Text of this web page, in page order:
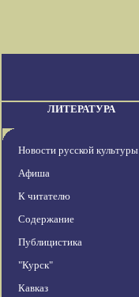
ЛИТЕРАТУРА
Новости русской культуры
Афиша
К читателю
Содержание
Публицистика
"Курск"
Кавказ